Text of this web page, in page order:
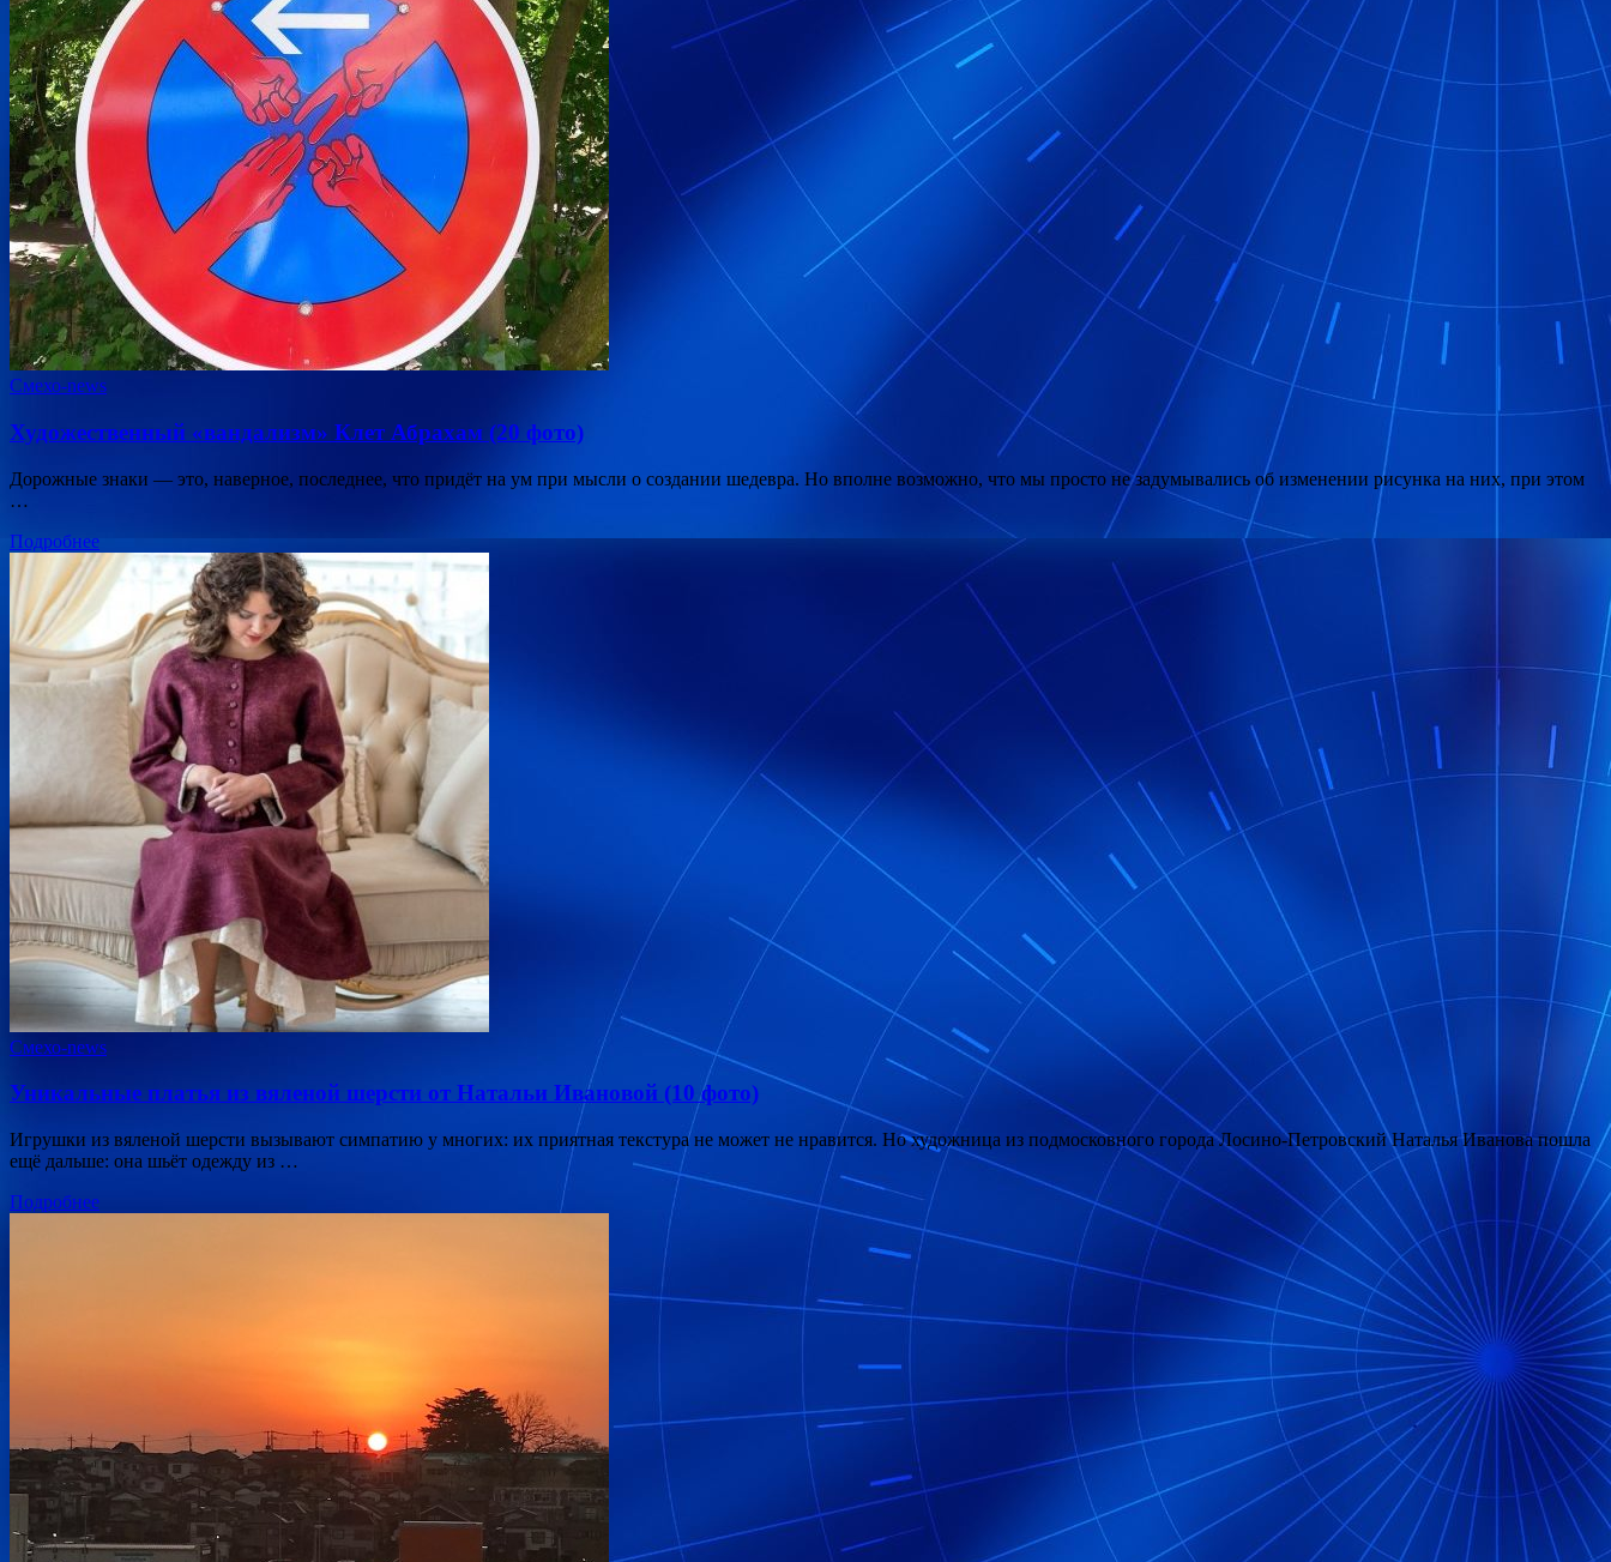
Смехо-news
Художественный «вандализм» Клет Абрахам (20 фото)
Дорожные знаки — это, наверное, последнее, что придёт на ум при мысли о создании шедевра. Но вполне возможно, что мы просто не задумывались об изменении рисунка на них, при этом
…
Подробнее
Смехо-news
Уникальные платья из вяленой шерсти от Натальи Ивановой (10 фото)
Игрушки из вяленой шерсти вызывают симпатию у многих: их приятная текстура не может не нравится. Но художница из подмосковного города Лосино-Петровский Наталья Иванова пошла
ещё дальше: она шьёт одежду из …
Подробнее